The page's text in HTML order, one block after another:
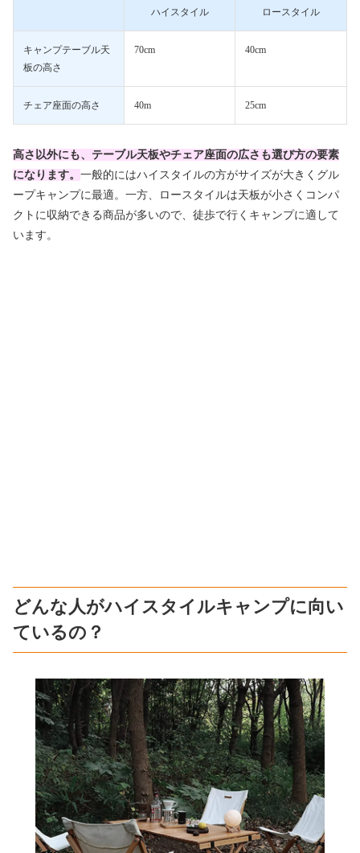
ハイスタイル ロースタイル
キャンプテーブル天
板の高さ
70cm 40cm
チェア座面の高さ 40m 25cm
高さ以外にも、テーブル天板やチェア座面の広さも選び方の要素
になります。 一般的にはハイスタイルの方がサイズが大きくグル
ープキャンプに最適。一方、ロースタイルは天板が小さくコンパ
クトに収納できる商品が多いので、徒歩で行くキャンプに適して
います。
どんな人がハイスタイルキャンプに向い
ているの？